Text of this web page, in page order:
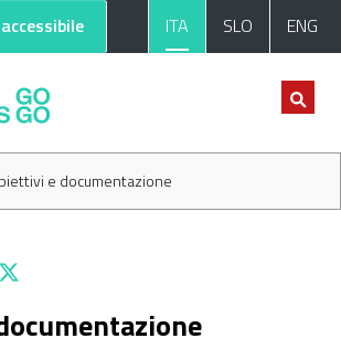
ITA SLO ENG
e documentazione
X